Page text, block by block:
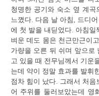
청명한 공기와 숙소 옆 계곡
느꼈다. 다음 날 아침, 드디
에 첫 발을 내딛었다. 아침
벼운 데도 몸은 천근만근이
가량을 오른 뒤 쉬며 앞으로
고 있을 때 전무님께서 기운
는데 약이 정말 효과를 발휘
점차 힘이 났다. 그래서 처
어 주위를 둘러보았는데 영